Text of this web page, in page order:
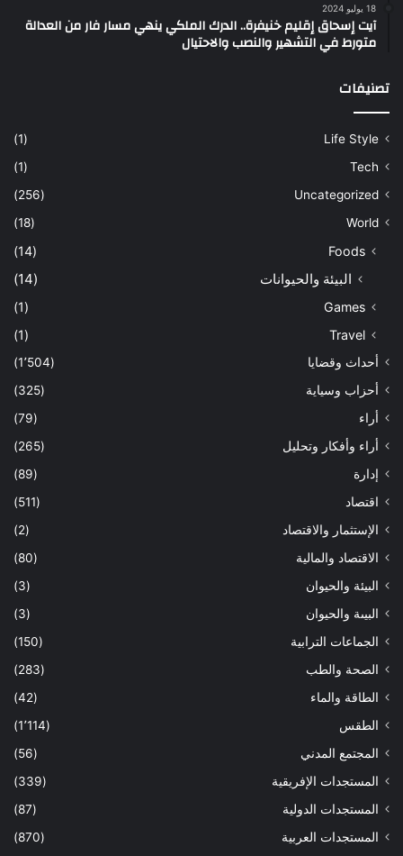
18 يوليو 2024
آيت إسحاق إقليم خنيفرة.. الدرك الملكي ينهي مسار فار من العدالة
متورط في التشهير والنصب والاحتيال
تصنيفات
Life Style
(1)
Tech
(1)
Uncategorized
(256)
World
(18)
Foods
(14)
البيئة والحيوانات (14)
Games
(1)
Travel
(1)
أحداث وقضايا
(1٬504)
أحزاب وسياية
(325)
أراء
(79)
أراء وأفكار وتحليل
(265)
إدارة
(89)
اقتصاد
(511)
الإستثمار والاقتصاد
(2)
الاقتصاد والمالية
(80)
البيئة والحيوان
(3)
البيىة والحيوان
(3)
الجماعات الترابية
(150)
الصحة والطب
(283)
الطاقة والماء
(42)
الطقس
(1٬114)
المجتمع المدني
(56)
المستجدات الإفريقية
(339)
المستجدات الدولية
(87)
المستجدات العربية
(870)